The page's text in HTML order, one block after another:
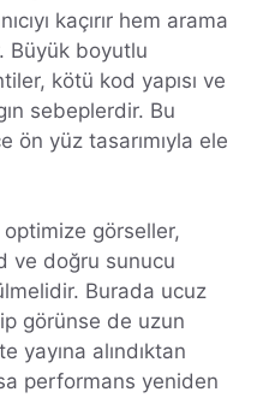
kaçırır hem arama
Büyük boyutlu
kötü kod yapısı ve
sebeplerdir. Bu
ön yüz tasarımıyla ele
optimize görseller,
ve doğru sunucu
Burada ucuz
görünse de uzun
yayına alındıktan
performans yeniden